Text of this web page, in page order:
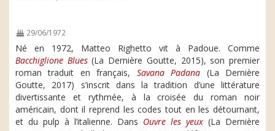
29/06/1972
Né en 1972, Matteo Righetto vit à Padoue. Comme
Bacchiglione Blues(La Dernière Goutte, 2015), son premier
roman traduit en français, Savana Padana (La Dernière
Goutte, 2017) s’inscrit dans la tradition d’une littérature
divertissante et rythmée, à la croisée du roman noir
américain, dont il reprend les codes tout en les détournant,
et du pulp à l’italienne. Dans Ouvre les yeux (La Dernière